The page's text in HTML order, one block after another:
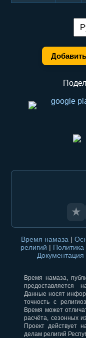
★
Время намаза |
религий |
Документация
Время намаза,
предоставляется
Данные носят
точность с
Время может
расчёта, сезонных
Проект действует
делам религий